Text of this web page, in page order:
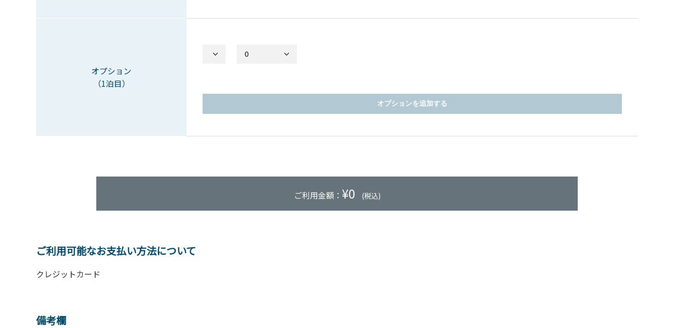
オプション
（1泊目）
オプションを追加する
ご利用金額： ¥0 (税込)
ご利用可能なお支払い方法について
クレジットカード
備考欄